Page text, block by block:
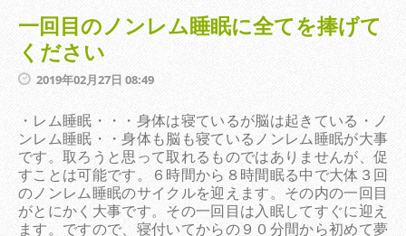
一回目のノンレム睡眠に全てを捧げて
ください
2019年02月27日 08:49
・レム睡眠・・・身体は寝ているが脳は起きている・ノ
ンレム睡眠・・身体も脳も寝ているノンレム睡眠が大事
です。取ろうと思って取れるものではありませんが、促
すことは可能です。６時間から８時間眠る中で大体３回
のノンレム睡眠のサイクルを迎えます。その内の一回目
がとにかく大事です。その一回目は入眠してすぐに迎え
ます。ですので、寝付いてからの９０分間から初めて夢